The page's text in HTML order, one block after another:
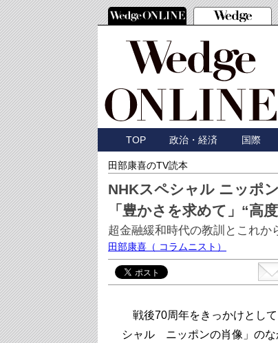
TOP 政治・経済 国際
田部康喜のTV読本
NHKスペシャル ニッポ
「豊かさを求めて」“高
超金融緩和時代の教訓とこれか
田部康喜 （ コラムニスト）
戦後70周年をきっかけとし
シャル ニッポンの肖像」のな